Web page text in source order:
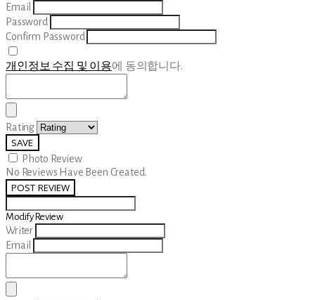
Email
Password
Confirm Password
개인정보 수집 및 이용에 동의합니다.
Rating
SAVE
Photo Review
No Reviews Have Been Created.
POST REVIEW
Modify Review
Writer
Email